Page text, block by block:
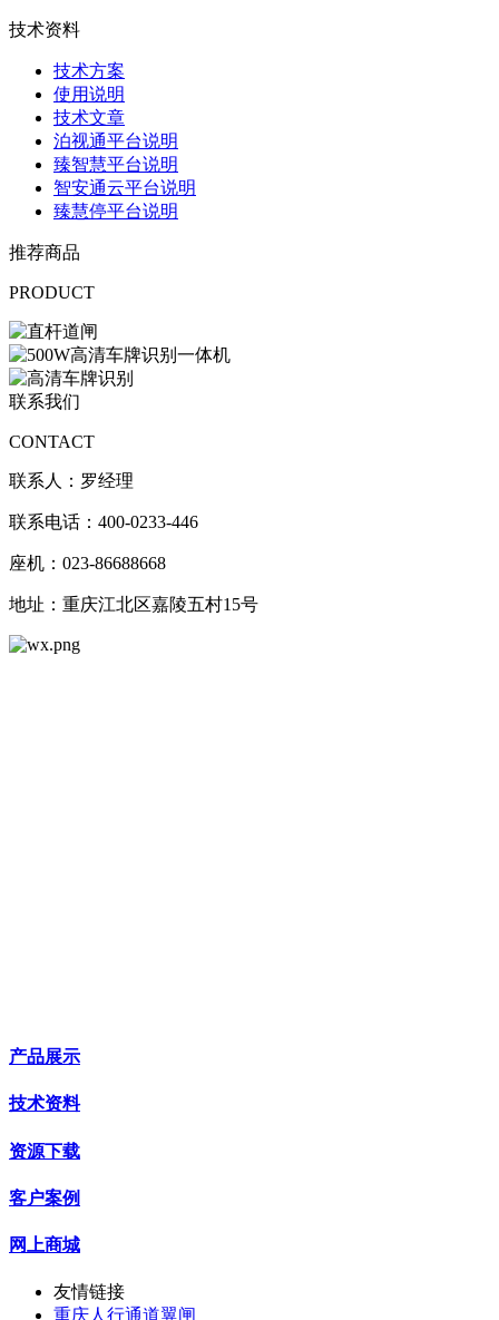
技术资料
技术方案
使用说明
技术文章
泊视通平台说明
臻智慧平台说明
智安通云平台说明
臻慧停平台说明
推荐商品
PRODUCT
联系我们
CONTACT
联系人：罗经理
联系电话：400-0233-446
座机：023-86688668
地址：重庆江北区嘉陵五村15号
产品展示
技术资料
资源下载
客户案例
网上商城
友情链接
重庆人行通道翼闸